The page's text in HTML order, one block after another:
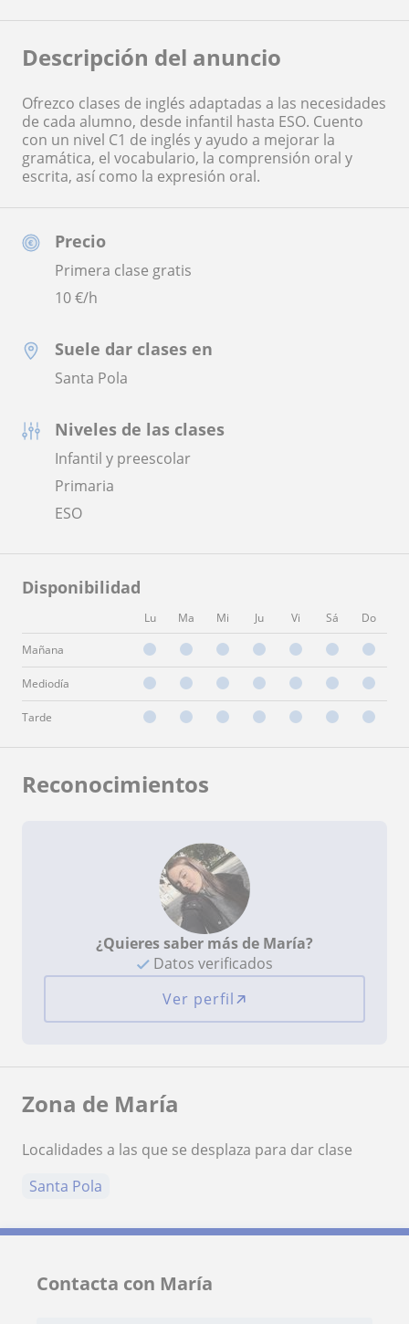
Precio
Primera clase gratis
10€/h
Suele dar clases en
Santa Pola
Niveles de las clases
Infantil y preescolar
Primaria
ESO
Disponibilidad
Lu Ma Mi Ju Vi Sá Do
Mañana
Mediodía
Tarde
Descripción del anuncio
Ofrezco clases de inglés adaptadas a las necesidades
de cada alumno, desde infantil hasta ESO. Cuento
con un nivel C1 de inglés y ayudo a mejorar la
gramática, el vocabulario, la comprensión oral y
escrita, así como la expresión oral.
Reconocimientos
¿Quieres saber más de María?
Datos verificados
Ver perfil
Zona de María
Localidades a las que se desplaza para dar clase
Santa Pola
Contacta con María